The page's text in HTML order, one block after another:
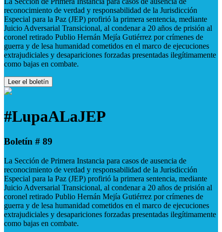
reconocimiento de verdad y responsabilidad de la Jurisdicción
Especial para la Paz (JEP) profirió la primera sentencia, mediante
Juicio Adversarial Transicional, al condenar a 20 años de prisión al
coronel retirado Publio Hernán Mejía Gutiérrez por crímenes de
guerra y de lesa humanidad cometidos en el marco de ejecuciones
extrajudiciales y desapariciones forzadas presentadas ilegítimamente
como bajas en combate.
Leer el boletín
#LupaALaJEP
Boletín # 89
La Sección de Primera Instancia para casos de ausencia de
reconocimiento de verdad y responsabilidad de la Jurisdicción
Especial para la Paz (JEP) profirió la primera sentencia, mediante
Juicio Adversarial Transicional, al condenar a 20 años de prisión al
coronel retirado Publio Hernán Mejía Gutiérrez por crímenes de
guerra y de lesa humanidad cometidos en el marco de ejecuciones
extrajudiciales y desapariciones forzadas presentadas ilegítimamente
como bajas en combate.